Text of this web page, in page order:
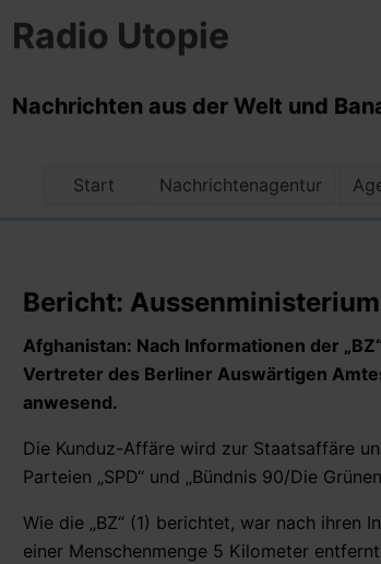
Radio Utopie
Nachrichten aus der Welt und
Start Nachrichtenagentur
Bericht:
Afghanistan: Nach Informationen der
Vertreter des Berliner Auswärtigen
anwesend.
Die Kunduz-Affäre wird zur Staatsaffäre
Parteien „SPD“ und „Bündnis 90/Die
Wie die „BZ“ (1) berichtet, war nach ihren
einer Menschenmenge 5 Kilometer